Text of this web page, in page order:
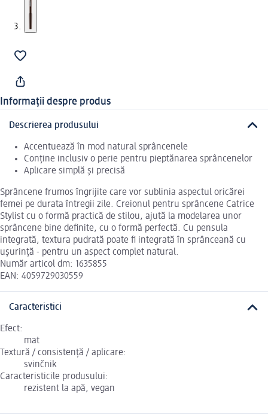
Informații despre produs
Descrierea produsului
Accentuează în mod natural sprâncenele
Conține inclusiv o perie pentru pieptănarea sprâncenelor
Aplicare simplă și precisă
Sprâncene frumos îngrijite care vor sublinia aspectul oricărei
femei pe durata întregii zile. Creionul pentru sprâncene Catrice
Stylist cu o formă practică de stilou, ajută la modelarea unor
sprâncene bine definite, cu o formă perfectă. Cu pensula
integrată, textura pudrată poate fi integrată în sprânceană cu
ușurință - pentru un aspect complet natural.
Număr articol dm: 1635855
EAN: 4059729030559
Caracteristici
Efect:
mat
Textură / consistență / aplicare:
svinčnik
Caracteristicile produsului:
rezistent la apă, vegan